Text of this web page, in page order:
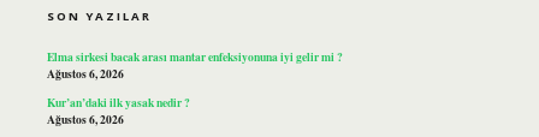
SON YAZILAR
Elma sirkesi bacak arası mantar enfeksiyonuna iyi gelir mi ?
Ağustos 6, 2026
Kur’an’daki ilk yasak nedir ?
Ağustos 6, 2026